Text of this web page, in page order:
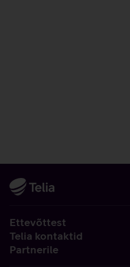
Ettevõttest
Telia kontaktid
Partnerile